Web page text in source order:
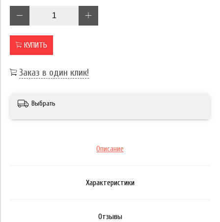
КУПИТЬ
Заказ в один клик!
Выбрать
Описание
Характеристики
Отзывы